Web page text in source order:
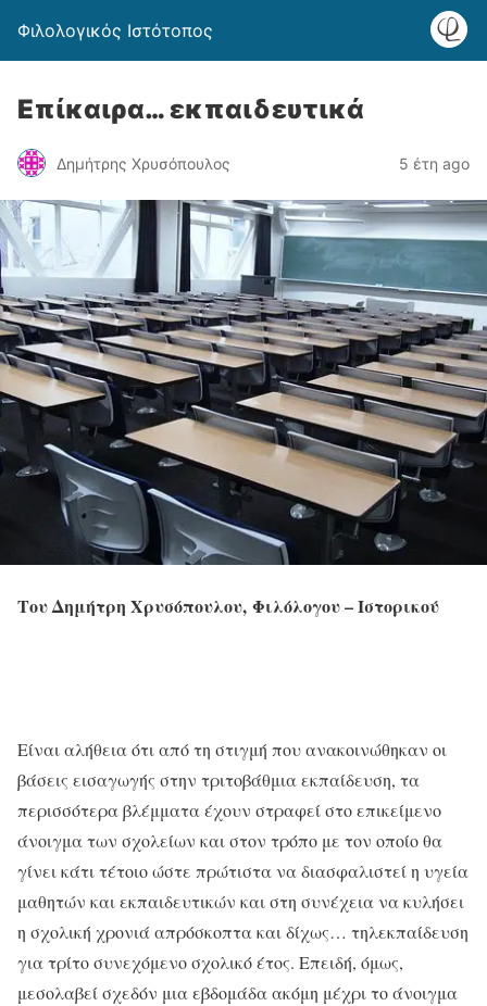
Φιλολογικός Ιστότοπος
Επίκαιρα… εκπαιδευτικά
Δημήτρης Χρυσόπουλος 5 έτη ago
Του Δημήτρη Χρυσόπουλου, Φιλόλογου – Ιστορικού
Είναι αλήθεια ότι από τη στιγμή που ανακοινώθηκαν οι
βάσεις εισαγωγής στην τριτοβάθμια εκπαίδευση, τα
περισσότερα βλέμματα έχουν στραφεί στο επικείμενο
άνοιγμα των σχολείων και στον τρόπο με τον οποίο θα
γίνει κάτι τέτοιο ώστε πρώτιστα να διασφαλιστεί η υγεία
μαθητών και εκπαιδευτικών και στη συνέχεια να κυλήσει
η σχολική χρονιά απρόσκοπτα και δίχως… τηλεκπαίδευση
για τρίτο συνεχόμενο σχολικό έτος. Επειδή, όμως,
μεσολαβεί σχεδόν μια εβδομάδα ακόμη μέχρι το άνοιγμα